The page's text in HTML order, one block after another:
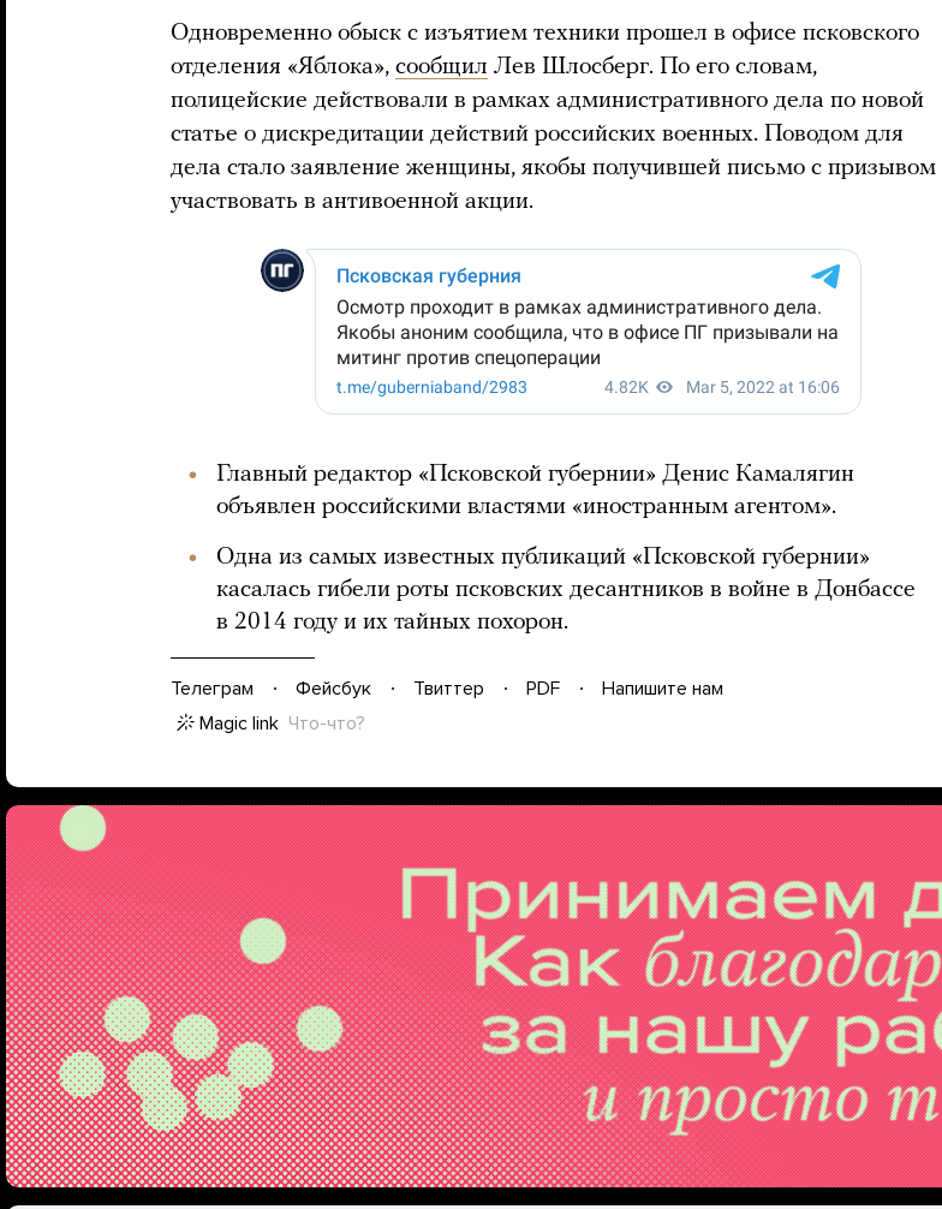
Одновременно обыск с изъятием техники прошел в офисе псковского
отделения «Яблока», сообщил Лев Шлосберг. По его словам,
полицейские действовали в рамках административного дела по новой
статье о дискредитации действий российских военных. Поводом для
дела стало заявление женщины, якобы получившей письмо с призывом
участвовать в антивоенной акции.
Главный редактор «Псковской губернии» Денис Камалягин
объявлен российскими властями «иностранным агентом».
Одна из самых известных публикаций «Псковской губернии»
касалась гибели роты псковских десантников в войне в Донбассе
в 2014 году и их тайных похорон.
Телеграм Фейсбук Твиттер PDF
Напишите нам
Magic link Что-что?